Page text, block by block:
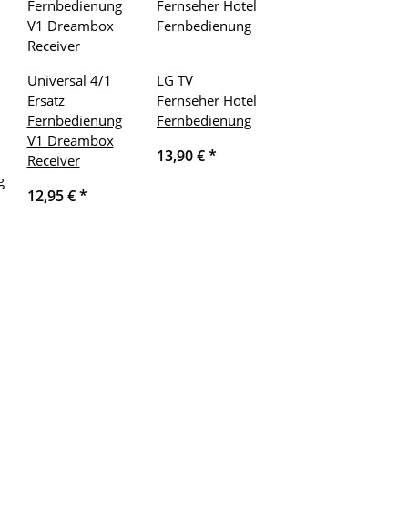
Universal 4/1
Ersatz
Fernbedienung
V1 Dreambox
Receiver
12,95 €*
LG TV
Fernseher Hotel
Fernbedienung
13,90 €*